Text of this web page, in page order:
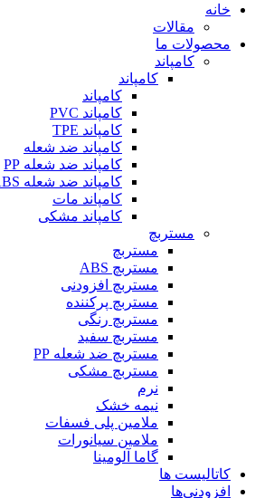
خانه
مقالات
محصولات ما
کامپاند
کامپاند
کامپاند
کامپاند PVC
کامپاند TPE
کامپاند ضد شعله
کامپاند ضد شعله PP
کامپاند ضد شعله ABS
کامپاند مات
کامپاند مشکی
مستربچ
مستربچ
مستربچ ABS
مستربچ افزودنی
مستربچ پرکننده
مستربچ رنگی
مستربچ‌ سفید
مستربچ ضد شعله PP
مستربچ مشکی
نرم
نیمه خشک
ملامین پلی فسفات
ملامین سیانورات
گاما آلومینا
کاتالیست ها
افزودنی‌ها